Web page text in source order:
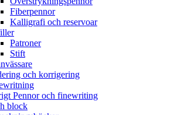
Fiberpennor
Kalligrafi och reservoar
Patroner
Stift
och korrigering
Pennor och finewriting
block